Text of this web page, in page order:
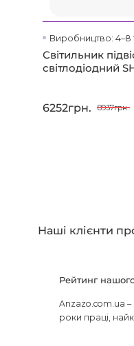
Виробництво: 4–8
Світильник
світлодіодний
6252грн. 8937грн.
Наші клієнти
Рейтинг
Anzazo.com.ua –
роки праці,